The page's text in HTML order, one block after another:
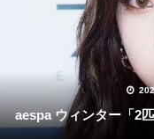
aespa ウィンター「2匹から25匹に‥」猫に続きハムスター虐